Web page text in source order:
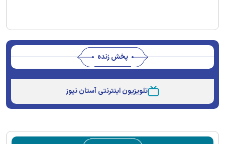
پخش زنده
تلویزیون اینترنتی آستان نیوز